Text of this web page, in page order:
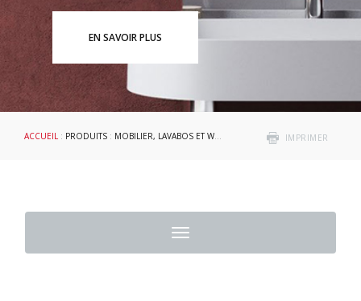
EN SAVOIR PLUS
IMPRIMER
ACCUEIL : PRODUITS : MOBILIER, LAVABOS ET WC : : CHROME
Toggle
navigation